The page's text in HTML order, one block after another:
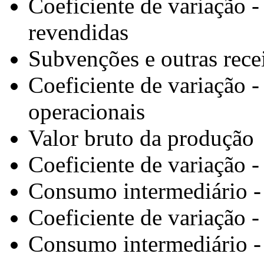
Coeficiente de variação
revendidas
Subvenções e outras
Coeficiente de variação
operacionais
Valor bruto da produção
Coeficiente de variação
Consumo intermediário
Coeficiente de variação
Consumo intermediário